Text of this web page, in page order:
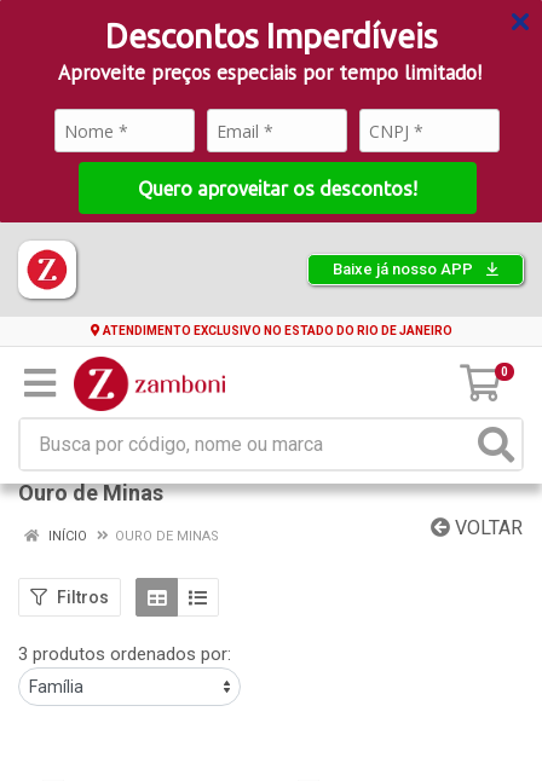
Descontos Imperdíveis
Aproveite preços especiais por tempo limitado!
Quero aproveitar os descontos!
Baixe já nosso APP
ATENDIMENTO EXCLUSIVO NO ESTADO DO RIO DE JANEIRO
0
Ouro de Minas
VOLTAR
INÍCIO OURO DE MINAS
Filtros
3 produtos ordenados por: